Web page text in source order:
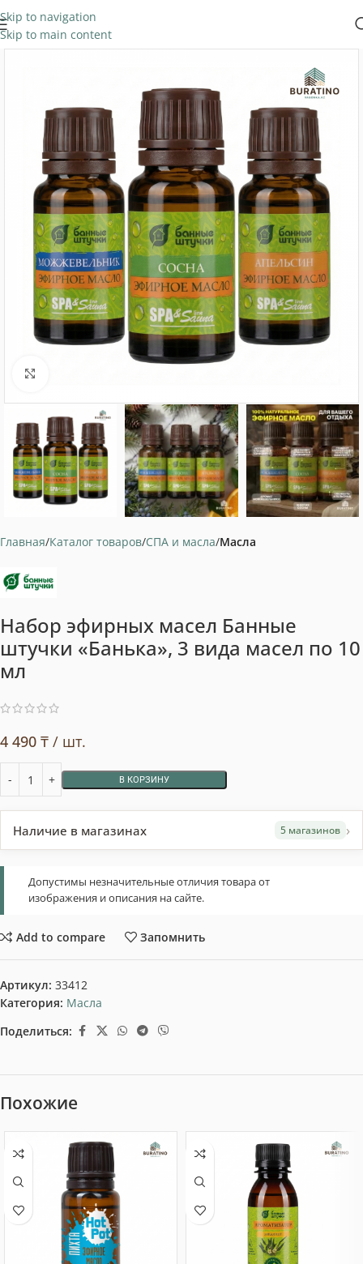
Skip to navigation
Skip to main content
Главная Каталог товаров СПА и масла Масла
Набор эфирных масел Банные
штучки «Банька», 3 вида масел по 10
мл
4 490 ₸ / шт.
В КОРЗИНУ
Наличие в магазинах 5 магазинов ›
Допустимы незначительные отличия товара от
изображения и описания на сайте.
Add to compare Запомнить
Артикул: 33412
Категория: Масла
Поделиться:
Похожие